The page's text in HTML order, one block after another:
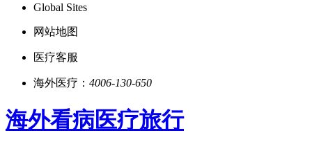
Global Sites
网站地图
医疗客服
海外医疗： 4006-130-650
海外看病医疗旅行